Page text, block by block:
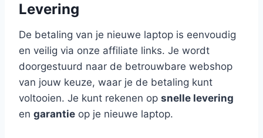
Levering
De betaling van je nieuwe laptop is eenvoudig
en veilig via onze affiliate links. Je wordt
doorgestuurd naar de betrouwbare webshop
van jouw keuze, waar je de betaling kunt
voltooien. Je kunt rekenen op snelle levering
en garantie op je nieuwe laptop.